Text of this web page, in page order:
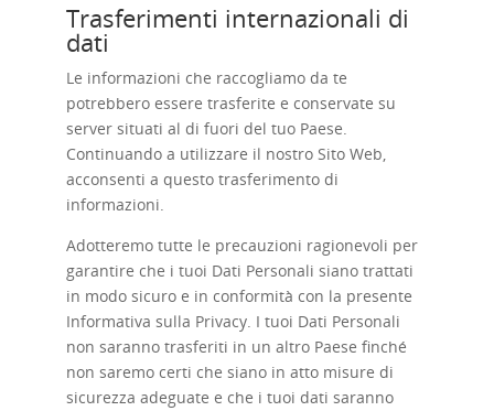
Trasferimenti internazionali di
dati
Le informazioni che raccogliamo da te
potrebbero essere trasferite e conservate su
server situati al di fuori del tuo Paese.
Continuando a utilizzare il nostro Sito Web,
acconsenti a questo trasferimento di
informazioni.
Adotteremo tutte le precauzioni ragionevoli per
garantire che i tuoi Dati Personali siano trattati
in modo sicuro e in conformità con la presente
Informativa sulla Privacy. I tuoi Dati Personali
non saranno trasferiti in un altro Paese finché
non saremo certi che siano in atto misure di
sicurezza adeguate e che i tuoi dati saranno